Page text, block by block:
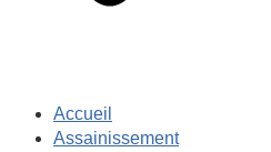
Accueil
Assainissement